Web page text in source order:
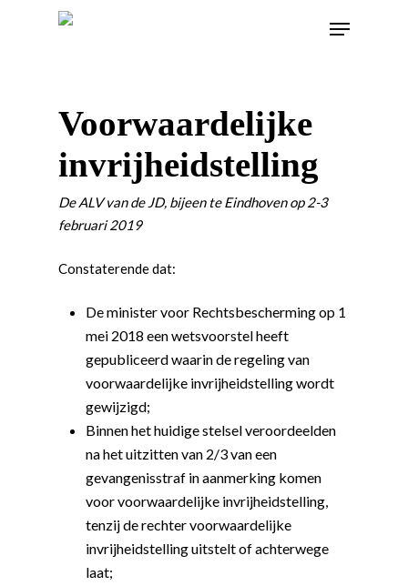
Voorwaardelijke
invrijheidstelling
De ALV van de JD, bijeen te Eindhoven op 2-3
februari 2019
Constaterende dat:
De minister voor Rechtsbescherming op 1
mei 2018 een wetsvoorstel heeft
gepubliceerd waarin de regeling van
voorwaardelijke invrijheidstelling wordt
gewijzigd;
Binnen het huidige stelsel veroordeelden
na het uitzitten van 2/3 van een
gevangenisstraf in aanmerking komen
voor voorwaardelijke invrijheidstelling,
tenzij de rechter voorwaardelijke
invrijheidstelling uitstelt of achterwege
laat;